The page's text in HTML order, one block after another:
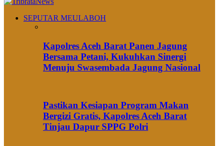
SEPUTAR MEULABOH
Kapolres Aceh Barat Panen Jagung
Bersama Petani, Kukuhkan Sinergi
Menuju Swasembada Jagung Nasional
Pastikan Kesiapan Program Makan
Bergizi Gratis, Kapolres Aceh Barat
Tinjau Dapur SPPG Polri